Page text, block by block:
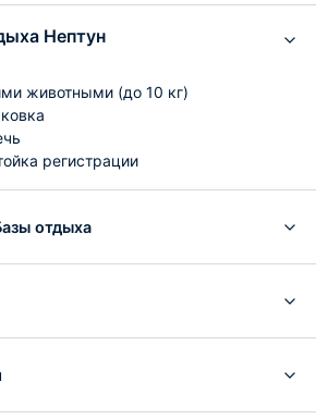
Нептун
животными (до 10 кг)
регистрации
отдыха